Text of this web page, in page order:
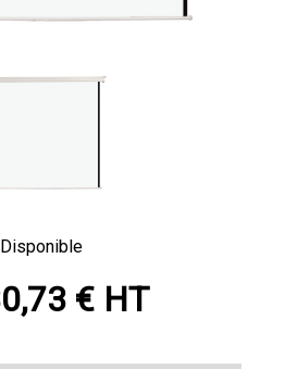
Disponible
€ HT